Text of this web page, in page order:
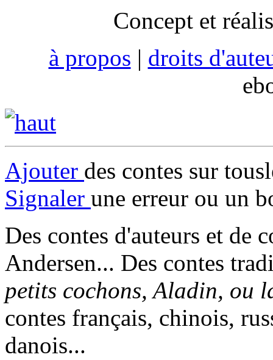
Concept et
à propos | droits
Ajouter des contes sur
Signaler une erreur ou un
Des contes d'auteurs et de
Andersen... Des contes
petits cochons, Aladin, ou
contes français, chinois,
danois...